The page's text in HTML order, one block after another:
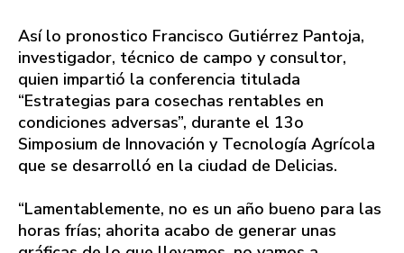
Así lo pronostico Francisco Gutiérrez Pantoja,
investigador, técnico de campo y consultor,
quien impartió la conferencia titulada
“Estrategias para cosechas rentables en
condiciones adversas”, durante el 13o
Simposium de Innovación y Tecnología Agrícola
que se desarrolló en la ciudad de Delicias.
“Lamentablemente, no es un año bueno para las
horas frías; ahorita acabo de generar unas